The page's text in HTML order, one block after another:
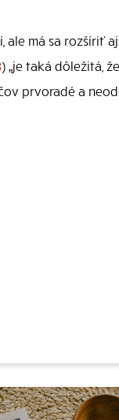
ale má sa rozšíriť
) „je taká dôležitá,
prvoradé a